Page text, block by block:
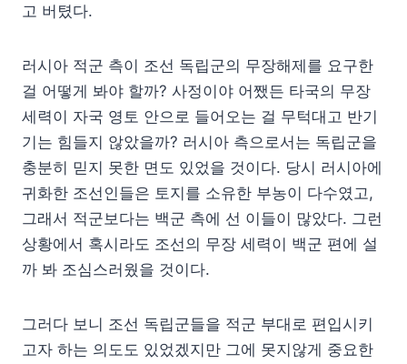
고 버텼다.
러시아 적군 측이 조선 독립군의 무장해제를 요구한
걸 어떻게 봐야 할까? 사정이야 어쨌든 타국의 무장
세력이 자국 영토 안으로 들어오는 걸 무턱대고 반기
기는 힘들지 않았을까? 러시아 측으로서는 독립군을
충분히 믿지 못한 면도 있었을 것이다. 당시 러시아에
귀화한 조선인들은 토지를 소유한 부농이 다수였고,
그래서 적군보다는 백군 측에 선 이들이 많았다. 그런
상황에서 혹시라도 조선의 무장 세력이 백군 편에 설
까 봐 조심스러웠을 것이다.
그러다 보니 조선 독립군들을 적군 부대로 편입시키
고자 하는 의도도 있었겠지만 그에 못지않게 중요한